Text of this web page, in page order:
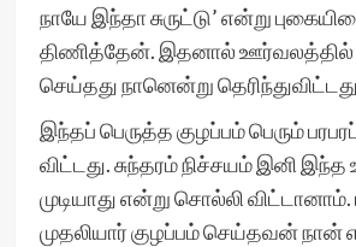
நாயே இந்தா சுருட்டு’ என்று
திணித்தேன். இதனால் ஊர்வலத்தில்
செய்தது நானென்று
இந்தப் பெருத்த குழப்பம் பெரும்
விட்டது. சுந்தரம் நிச்சயம் இனி
முடியாது என்று சொல்லி
முதலியார் குழப்பம் செய்தவன் நான்